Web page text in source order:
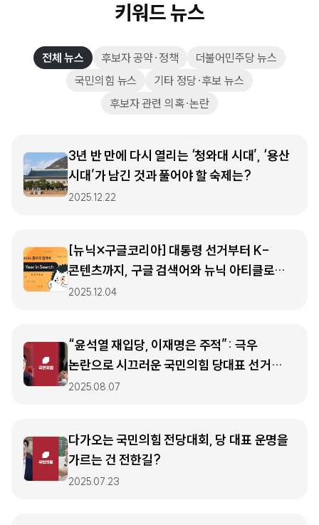
키워드 뉴스
전체 뉴스 후보자 공약·정책
더불어민주당 뉴스
국민의힘 뉴스
기타 정당·후보 뉴스
후보자 관련 의혹·논란
3년 반 만에 다시 열리는 ‘청와대 시대’, ‘용산
시대’가 남긴 것과 풀어야 할 숙제는?
2025.12.22
[뉴닉×구글코리아] 대통령 선거부터 K-
콘텐츠까지, 구글 검색어와 뉴닉 아티클로
돌아본 2025년 🔍🦔
2025.12.04
“윤석열 재입당, 이재명은 주적”: 극우
논란으로 시끄러운 국민의힘 당대표 선거
현재 상황
2025.08.07
다가오는 국민의힘 전당대회, 당 대표 운명을
가르는 건 전한길?
2025.07.23